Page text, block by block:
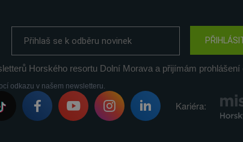
Horského resortu Dolní Morava a přijímám prohlášení
odkazu v našem newsletteru.
Kariéra: